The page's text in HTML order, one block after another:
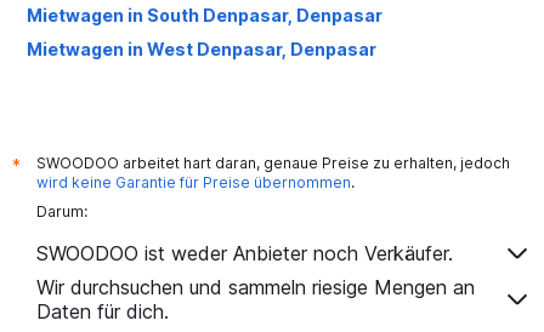
Mietwagen in South Denpasar, Denpasar
Mietwagen in West Denpasar, Denpasar
*
SWOODOO arbeitet hart daran, genaue Preise zu erhalten, jedoch
wird keine Garantie für Preise übernommen.
Darum:
SWOODOO ist weder Anbieter noch Verkäufer.
Wir durchsuchen und sammeln riesige Mengen an
Daten für dich.